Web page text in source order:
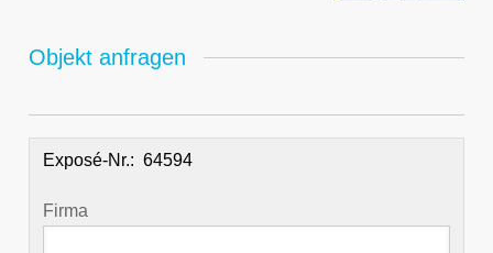
Objekt anfragen
Exposé-Nr.:
Firma